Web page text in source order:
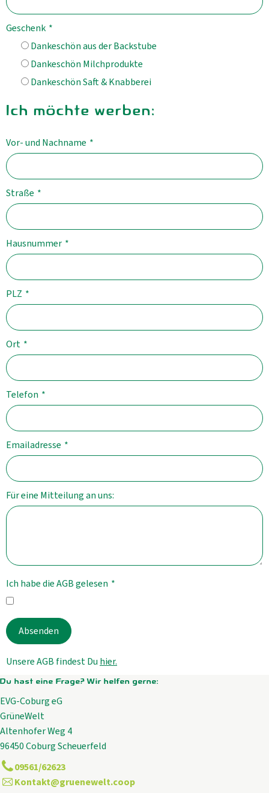
Geschenk *
Dankeschön aus der Backstube
Dankeschön Milchprodukte
Dankeschön Saft & Knabberei
Ich möchte werben:
Vor- und Nachname *
Straße *
Hausnummer *
PLZ *
Ort *
Telefon *
Emailadresse *
Für eine Mitteilung an uns:
Ich habe die AGB gelesen *
Absenden
Unsere AGB findest Du hier.
Du hast eine Frage? Wir helfen gerne:
EVG-Coburg eG
GrüneWelt
Altenhofer Weg 4
96450 Coburg Scheuerfeld
09561/62623
Kontakt@gruenewelt.coop